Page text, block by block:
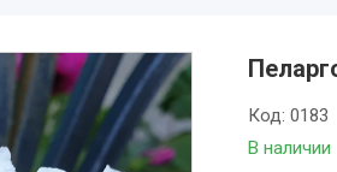
В наличии
Код: 0183